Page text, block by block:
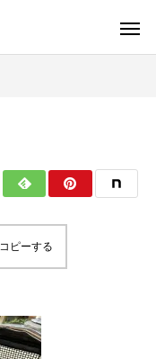
ピーする